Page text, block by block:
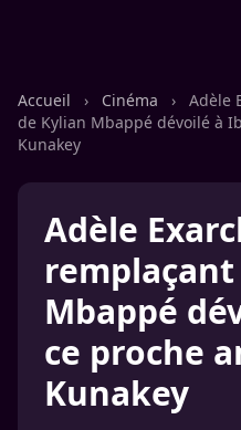
Accueil › Cinéma ›
Adèle
de Kylian Mbappé dévoilé à
Kunakey
Adèle
Mbappé
ce proche
Kunakey